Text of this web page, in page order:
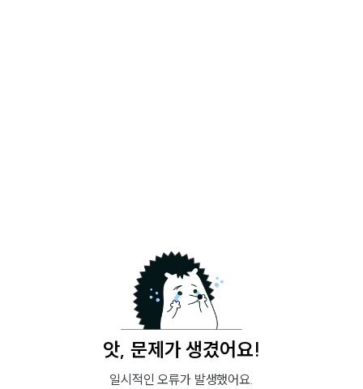
앗, 문제가 생겼어요!
일시적인 오류가 발생했어요.